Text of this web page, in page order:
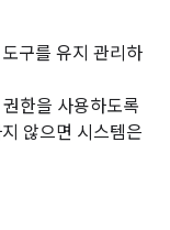
구를 유지 관리하
권한을 사용하도록
않으면 시스템은